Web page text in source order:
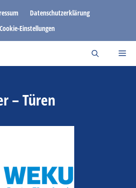
Datenschutzerklärung
Cookie-Einstellungen
– Türen